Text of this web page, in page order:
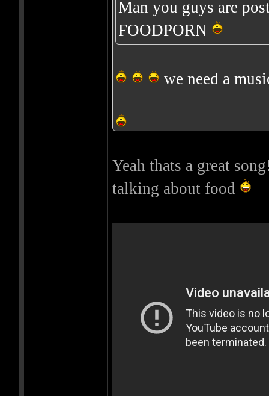
Man you guys are
FOODPORN
we need a
Yeah thats a great
talking about food